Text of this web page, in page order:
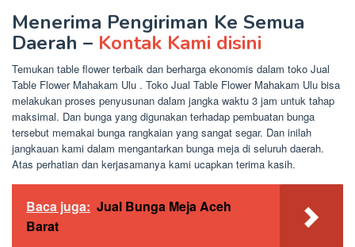
Menerima Pengiriman Ke Semua
Daerah – Kontak Kami disini
Temukan table flower terbaik dan berharga ekonomis dalam toko Jual
Table Flower Mahakam Ulu . Toko Jual Table Flower Mahakam Ulu bisa
melakukan proses penyusunan dalam jangka waktu 3 jam untuk tahap
maksimal. Dan bunga yang digunakan terhadap pembuatan bunga
tersebut memakai bunga rangkaian yang sangat segar. Dan inilah
jangkauan kami dalam mengantarkan bunga meja di seluruh daerah.
Atas perhatian dan kerjasamanya kami ucapkan terima kasih.
Baca juga: Jual Bunga Meja Aceh
Barat